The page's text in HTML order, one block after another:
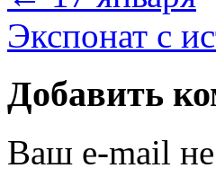
Экспонат с
Добавить
Ваш e-mail не